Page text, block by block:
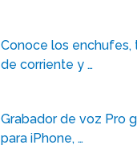
Conoce los enchufes,
de corriente y …
Grabador de voz Pro
para iPhone, …